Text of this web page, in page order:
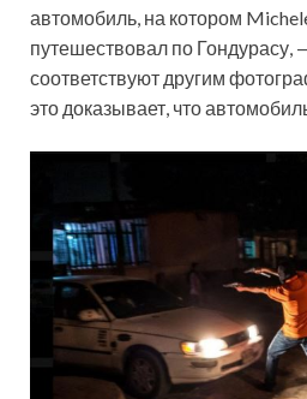
автомобиль, на котором
путешествовал по Гондурасу,
соответствуют другим
это доказывает, что